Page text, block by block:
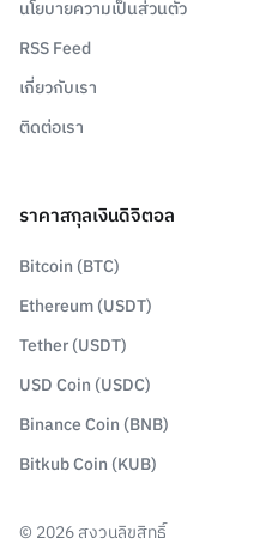
นโยบายความเป็นส่วนตัว
RSS Feed
เกี่ยวกับเรา
ติดต่อเรา
ราคาสกุลเงินดิจิตอล
Bitcoin (BTC)
Ethereum (USDT)
Tether (USDT)
USD Coin (USDC)
Binance Coin (BNB)
Bitkub Coin (KUB)
© 2026สงวนลิขสิทธิ์